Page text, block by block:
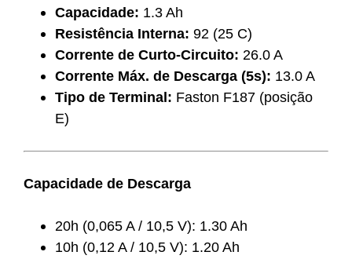
Capacidade: 1.3 Ah
Resistência Interna: 92 (25 C)
Corrente de Curto-Circuito: 26.0 A
Corrente Máx. de Descarga (5s): 13.0 A
Tipo de Terminal: Faston F187 (posição
E)
Capacidade de Descarga
20h (0,065 A / 10,5 V): 1.30 Ah
10h (0,12 A / 10,5 V): 1.20 Ah